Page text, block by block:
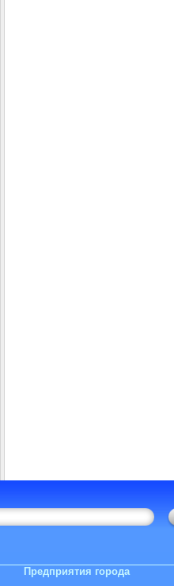
Предприятия города